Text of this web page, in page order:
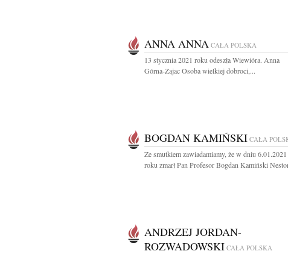
ANNA ANNA CAŁA POLSKA
13 stycznia 2021 roku odeszła Wiewióra. Anna
Górna-Zajac Osoba wielkiej dobroci,...
BOGDAN KAMIŃSKI CAŁA
Ze smutkiem zawiadamiamy, że w dniu 6.01.2021
roku zmarł Pan Profesor Bogdan Kamiński
ANDRZEJ JORDAN-
ROZWADOWSKI CAŁA POLSKA